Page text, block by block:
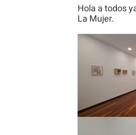
Hola a todos
La Mujer.